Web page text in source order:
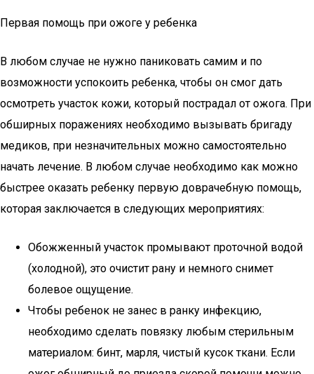
Первая помощь при ожоге у ребенка
В любом случае не нужно паниковать самим и по
возможности успокоить ребенка, чтобы он смог дать
осмотреть участок кожи, который пострадал от ожога. При
обширных поражениях необходимо вызывать бригаду
медиков, при незначительных можно самостоятельно
начать лечение. В любом случае необходимо как можно
быстрее оказать ребенку первую доврачебную помощь,
которая заключается в следующих мероприятиях:
Обожженный участок промывают проточной водой
(холодной), это очистит рану и немного снимет
болевое ощущение.
Чтобы ребенок не занес в ранку инфекцию,
необходимо сделать повязку любым стерильным
материалом: бинт, марля, чистый кусок ткани. Если